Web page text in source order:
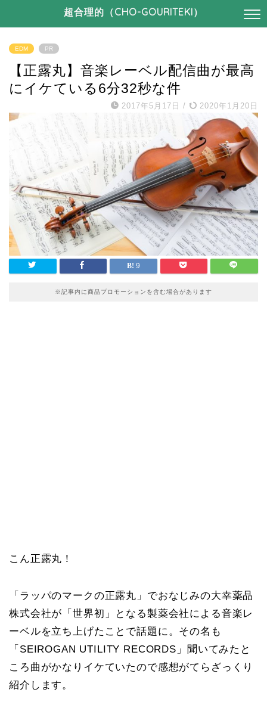
超合理的（CHO-GOURITEKI）
EDM PR
【正露丸】音楽レーベル配信曲が最高
にイケている6分32秒な件
2017年5月17日 / 2020年1月20日
9
※記事内に商品プロモーションを含む場合があります
こん正露丸！
「ラッパのマークの正露丸」でおなじみの大幸薬品
株式会社が「世界初」となる製薬会社による音楽レ
ーベルを立ち上げたことで話題に。その名も
「SEIROGAN UTILITY RECORDS」聞いてみたと
ころ曲がかなりイケていたので感想がてらざっくり
紹介します。